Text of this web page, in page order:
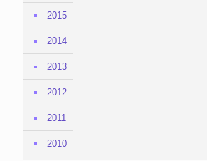
2015
2014
2013
2012
2011
2010